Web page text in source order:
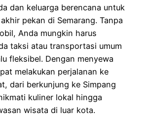
dan keluarga berencana untuk
pekan di Semarang. Tanpa
Anda mungkin harus
taksi atau transportasi umum
fleksibel. Dengan menyewa
melakukan perjalanan ke
dari berkunjung ke Simpang
kuliner lokal hingga
wisata di luar kota.